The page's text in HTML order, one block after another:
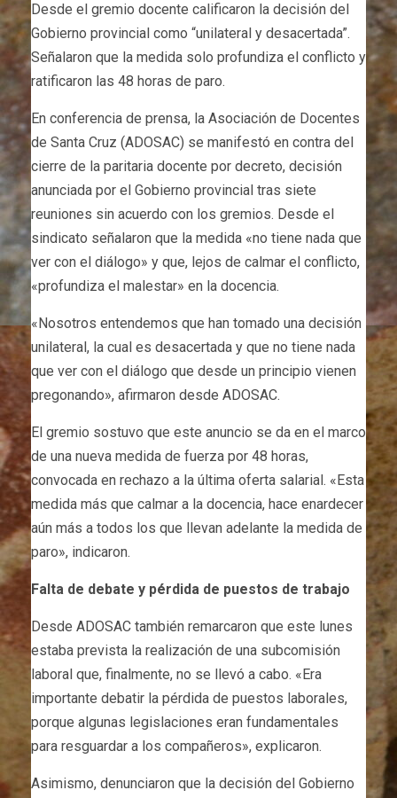
Desde el gremio docente calificaron la decisión del
Gobierno provincial como “unilateral y desacertada”.
Señalaron que la medida solo profundiza el conflicto y
ratificaron las 48 horas de paro.
En conferencia de prensa, la Asociación de Docentes
de Santa Cruz (ADOSAC) se manifestó en contra del
cierre de la paritaria docente por decreto, decisión
anunciada por el Gobierno provincial tras siete
reuniones sin acuerdo con los gremios. Desde el
sindicato señalaron que la medida «no tiene nada que
ver con el diálogo» y que, lejos de calmar el conflicto,
«profundiza el malestar» en la docencia.
«Nosotros entendemos que han tomado una decisión
unilateral, la cual es desacertada y que no tiene nada
que ver con el diálogo que desde un principio vienen
pregonando», afirmaron desde ADOSAC.
El gremio sostuvo que este anuncio se da en el marco
de una nueva medida de fuerza por 48 horas,
convocada en rechazo a la última oferta salarial. «Esta
medida más que calmar a la docencia, hace enardecer
aún más a todos los que llevan adelante la medida de
paro», indicaron.
Falta de debate y pérdida de puestos de trabajo
Desde ADOSAC también remarcaron que este lunes
estaba prevista la realización de una subcomisión
laboral que, finalmente, no se llevó a cabo. «Era
importante debatir la pérdida de puestos laborales,
porque algunas legislaciones eran fundamentales
para resguardar a los compañeros», explicaron.
Asimismo, denunciaron que la decisión del Gobierno